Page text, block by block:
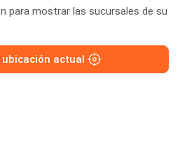
para mostrar las sucursales de su
actual